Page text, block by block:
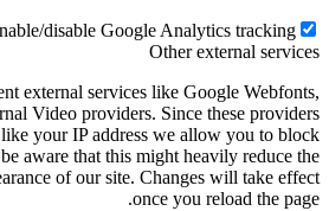
to enable/disable Google Analytics
Other external
external services like Google
Video providers. Since these
like your IP address we allow you to
be aware that this might heavily
of our site. Changes will take
once you reload the